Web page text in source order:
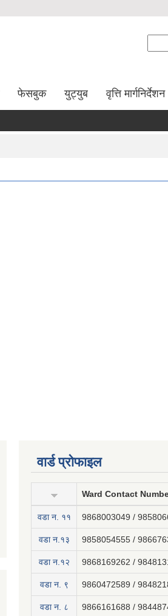
फेसबुक युट्युब वृत्ति मार्गनिर्देशन
वार्ड प्रोफाइल
Ward Contact
वडा न‍. ११ 9868003049 /
वडा न.१३ 9858054555 /
वडा न.१२ 9868169262 /
वडा न. ९ 9860472589 /
वडा न. ८ 9866161688 /